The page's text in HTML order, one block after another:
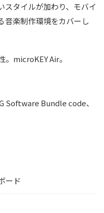
スタイルが加わり、モバイ
音楽制作環境をカバーし
microKEY Air。
Software Bundle code、
ード